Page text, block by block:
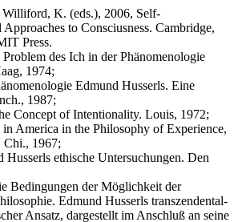
K. (eds.), 2006, Self-
Approaches to Consciusness. Cambridge,
Press.
des Ich in der Phänomenologie
1974;
Edmund Husserls. Eine
1987;
Concept of Intentionality. Louis, 1972;
America in the Philosophy of Experience,
Chi., 1967;
Husserls ethische Untersuchungen. Den
Bedingungen der Möglichkeit der
Edmund Husserls transzendental-
Ansatz, dargestellt im Anschluß an seine